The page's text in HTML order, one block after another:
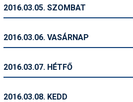
2016.03.05. SZOMBAT
2016.03.06. VASÁRNAP
2016.03.07. HÉTFŐ
2016.03.08. KEDD